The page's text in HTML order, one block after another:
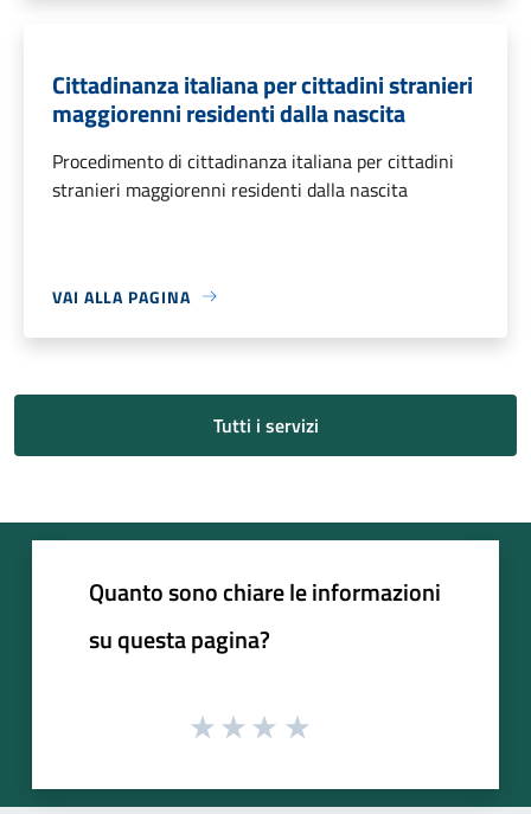
Cittadinanza italiana per cittadini stranieri
maggiorenni residenti dalla nascita
Procedimento di cittadinanza italiana per cittadini
stranieri maggiorenni residenti dalla nascita
VAI ALLA PAGINA
Tutti i servizi
Quanto sono chiare le informazioni
su questa pagina?